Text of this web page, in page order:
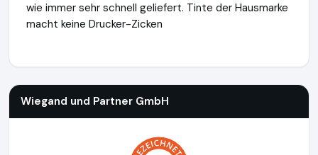
wie immer sehr schnell geliefert. Tinte der Hausmarke
macht keine Drucker-Zicken
Wiegand und Partner GmbH